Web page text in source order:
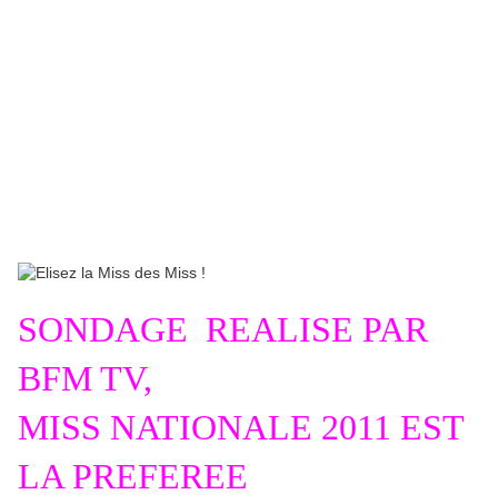
SONDAGE REALISE PAR
BFM TV,
MISS NATIONALE 2011 EST
LA PREFEREE